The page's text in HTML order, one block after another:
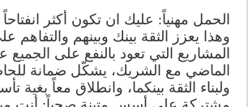
الحمل مهنياً: عليك ان تكون أكثر
وهذا يعزز الثقة بينك وبينهم والتفاهم
المشاريع التي تعود بالنفع على الجميع
الماضي مع الشريك، يشكّل ضمانة
ولبناء الثقة بينكما، وانطلاق معاً بغية